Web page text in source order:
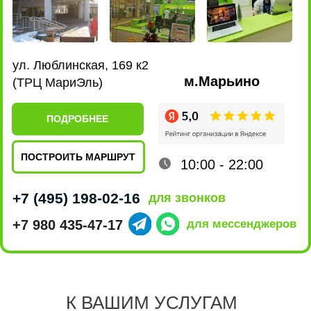
К ВАШИМ УСЛУГАМ
мы приобретаем друзей.
ремонта